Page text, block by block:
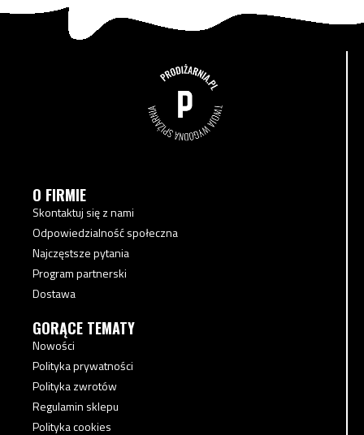
O FIRMIE
Skontaktuj się z nami
Odpowiedzialność społeczna
Najczęstsze pytania
Program partnerski
Dostawa
GORĄCE TEMATY
Nowości
Polityka prywatności
Polityka zwrotów
Regulamin sklepu
Polityka cookies